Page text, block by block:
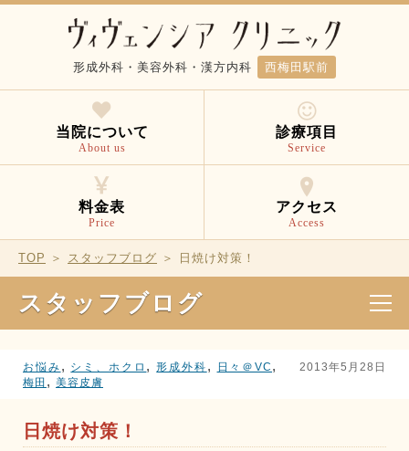
形成外科・美容外科・漢方内科 西梅田駅前
当院について
About us
診療項目
Service
料金表
Price
アクセス
Access
TOP ＞ スタッフブログ ＞ 日焼け対策！
スタッフブログ
お悩み , シミ、ホクロ ,形成外科 , 日々＠VC ,
梅田 , 美容皮膚
2013年5月28日
日焼け対策！